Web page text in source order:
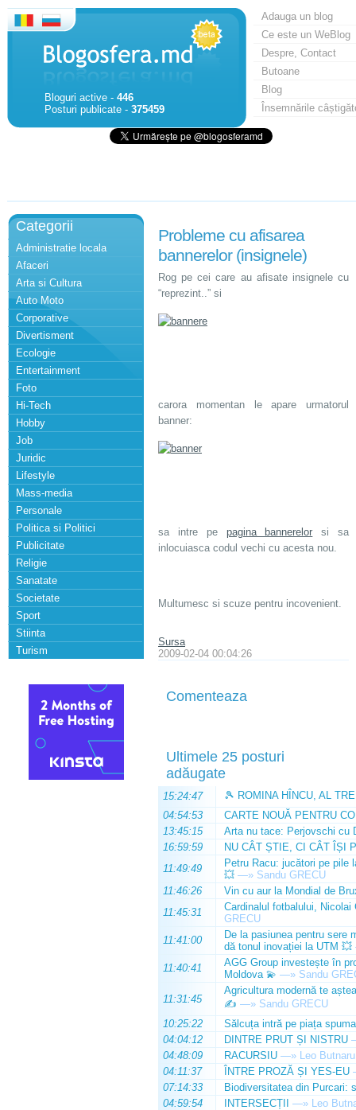
Bloguri active - 446
Posturi publicate - 375459
Adauga un blog
Ce este un WeBlog
Despre, Contact
Butoane
Blog
Însemnările
Categorii
Administratie locala
Afaceri
Arta si Cultura
Auto Moto
Corporative
Divertisment
Ecologie
Entertainment
Foto
Hi-Tech
Hobby
Job
Juridic
Lifestyle
Mass-media
Personale
Politica si Politici
Publicitate
Religie
Sanatate
Societate
Sport
Stiinta
Turism
Probleme cu afisarea
bannerelor (insignele)
Rog pe cei care au afisate insignele cu
“reprezint..” si
carora momentan le apare urmatorul
banner:
sa intre pe pagina bannerelor si sa
inlocuiasca codul vechi cu acesta nou.
Multumesc si scuze pentru incovenient.
Sursa
2009-02-04 00:04:26
Comenteaza
Ultimele 25 posturi
adăugate
15:24:47
🎾 ROMINA HÎNCU, AL
04:54:53
CARTE NOUĂ PENTRU
13:45:15
Arta nu tace: Perjovschi cu
16:59:59
NU CÂT ȘTIE, CI CÂT ÎȘI
11:49:49
Petru Racu: jucători pe pile
💥 —» Sandu GRECU
11:46:26
Vin cu aur la Mondial de
11:45:31
Cardinalul fotbalului,
GRECU
11:41:00
De la pasiunea pentru sere
dă tonul inovației la UTM 💥
11:40:41
AGG Group investește în
Moldova 💫 —» Sandu
11:31:45
Agricultura modernă te
✍️ —» Sandu GRECU
10:25:22
Sălcuța intră pe piața
04:04:12
DINTRE PRUT ȘI NISTRU
04:48:09
RACURSIU —» Leo Butnaru
04:11:37
ÎNTRE PROZĂ ȘI YES-EU
07:14:33
Biodiversitatea din Purcari:
04:59:54
INTERSECȚII —» Leo